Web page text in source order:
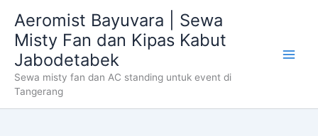
content
Aeromist Bayuvara | Sewa
Misty Fan dan Kipas Kabut
Jabodetabek
Sewa misty fan dan AC standing untuk event di
Tangerang